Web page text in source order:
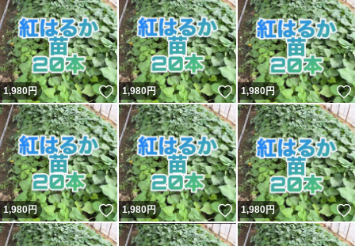
1,980円 いいね！
1,980円 いいね！
1,980円
1,980円 いいね！
1,980円 いいね！
1,980円